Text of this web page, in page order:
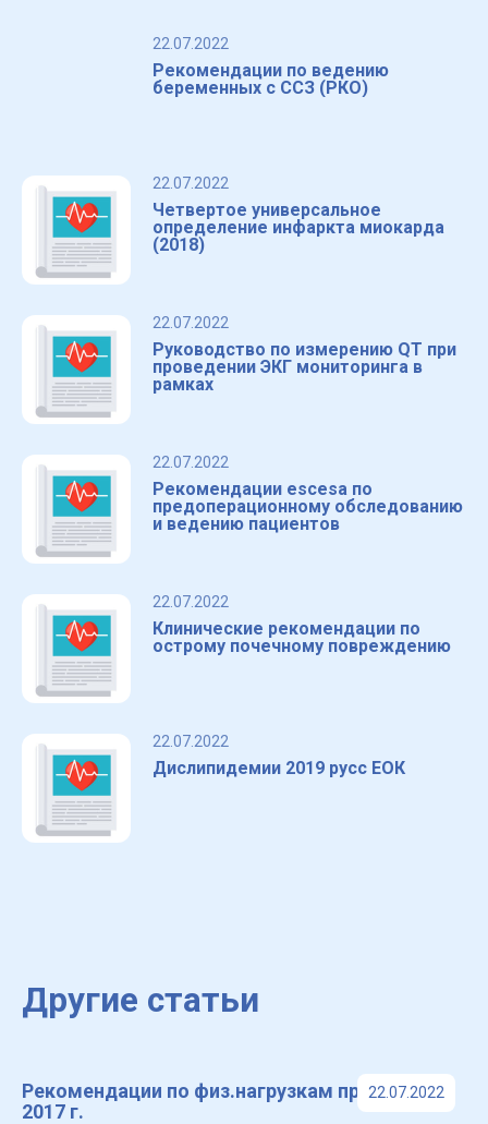
22.07.2022
Рекомендации по ведению
беременных с ССЗ (РКО)
22.07.2022
Четвертое универсальное
определение инфаркта миокарда
(2018)
22.07.2022
Руководство по измерению QT при
проведении ЭКГ мониторинга в
рамках
22.07.2022
Рекомендации escesa по
предоперационному обследованию
и ведению пациентов
22.07.2022
Клинические рекомендации по
острому почечному повреждению
22.07.2022
Дислипидемии 2019 русс ЕОК
Другие статьи
22.07.2022
Рекомендации по физ.нагрузкам при ХСН,
2017 г.